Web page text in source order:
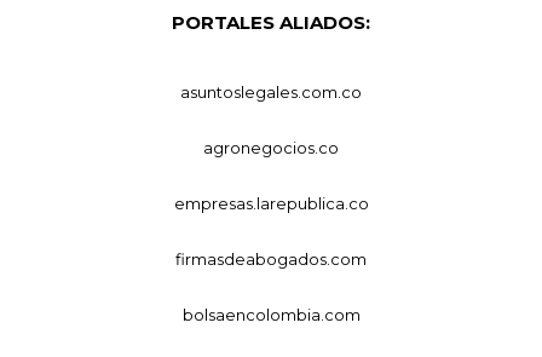
PORTALES ALIADOS:
asuntoslegales.com.co
agronegocios.co
empresas.larepublica.co
firmasdeabogados.com
bolsaencolombia.com